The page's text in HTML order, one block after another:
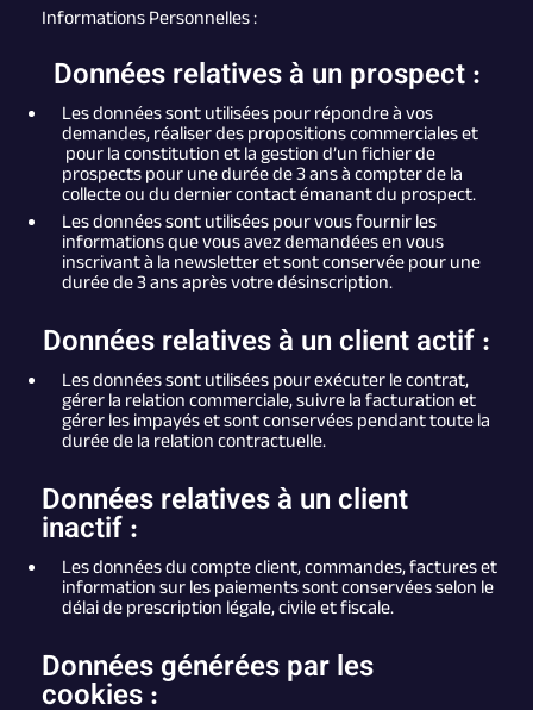
Informations Personnelles :
Données relatives à un prospect :
Les données sont utilisées pour répondre à vos
demandes, réaliser des propositions commerciales et
pour la constitution et la gestion d’un fichier de
prospects pour une durée de 3 ans à compter de la
collecte ou du dernier contact émanant du prospect.
Les données sont utilisées pour vous fournir les
informations que vous avez demandées en vous
inscrivant à la newsletter et sont conservée pour une
durée de 3 ans après votre désinscription.
Données relatives à un client actif :
Les données sont utilisées pour exécuter le contrat,
gérer la relation commerciale, suivre la facturation et
gérer les impayés et sont conservées pendant toute la
durée de la relation contractuelle.
Données relatives à un client
inactif :
Les données du compte client, commandes, factures et
information sur les paiements sont conservées selon le
délai de prescription légale, civile et fiscale.
Données générées par les
cookies :